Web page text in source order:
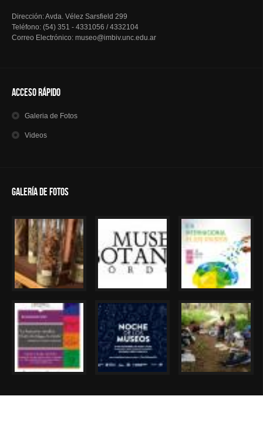
Dirección: Avda. Vélez Sarsfield 299
Teléfono: (54) 351 - 4331056 / 4332104
Correo Electrónico: museo@imbiv.unc.edu.ar
Acceso Rápido
Galeriade Fotos
Videos
Galería de Fotos